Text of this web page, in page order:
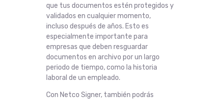
que tus documentos estén protegidos y
validados en cualquier momento,
incluso después de años. Esto es
especialmente importante para
empresas que deben resguardar
documentos en archivo por un largo
periodo de tiempo, como la historia
laboral de un empleado.
Con Netco Signer, también podrás